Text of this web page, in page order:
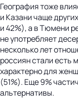
География тоже
и Казани чаще
и 42%), а в Тюмени
не употребляет
несколько лет
россиян стали есть
характерно для
(51%). Еще 9%
альтернативы.